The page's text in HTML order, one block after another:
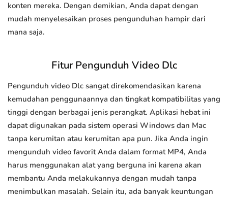
konten mereka. Dengan demikian, Anda dapat dengan
mudah menyelesaikan proses pengunduhan hampir dari
mana saja.
Fitur Pengunduh Video Dlc
Pengunduh video Dlc sangat direkomendasikan karena
kemudahan penggunaannya dan tingkat kompatibilitas yang
tinggi dengan berbagai jenis perangkat. Aplikasi hebat ini
dapat digunakan pada sistem operasi Windows dan Mac
tanpa kerumitan atau kerumitan apa pun. Jika Anda ingin
mengunduh video favorit Anda dalam format MP4, Anda
harus menggunakan alat yang berguna ini karena akan
membantu Anda melakukannya dengan mudah tanpa
menimbulkan masalah. Selain itu, ada banyak keuntungan